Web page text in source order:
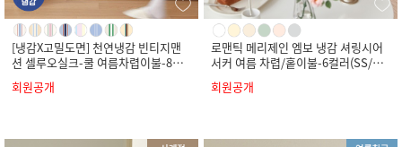
[냉감X고밀도면] 천연냉감 빈티지맨
션 셀루오실크-쿨 여름차렵이불-8컬
러(SS/Q/K)
회원공개
로맨틱 메리제인 엠보 냉감 셔링시어
서커 여름 차렵/홑이불-6컬러(SS/Q/
K)
회원공개